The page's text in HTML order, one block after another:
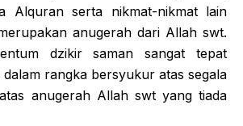
Alquran serta nikmat-nikmat lain
anugerah dari Allah swt.
dzikir saman sangat tepat
rangka bersyukur atas segala
anugerah Allah swt yang tiada